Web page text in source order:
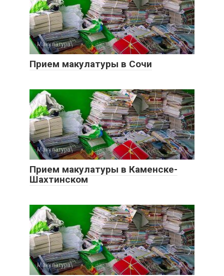
Макулатура 0
Прием макулатуры в Сочи
Макулатура 0
Прием макулатуры в Каменске-
Шахтинском
Макулатура 0